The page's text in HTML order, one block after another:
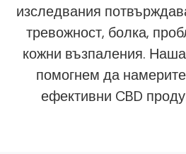
изследвания
тревожност, болка,
кожни възпаления.
помогнем да
ефективни CBD